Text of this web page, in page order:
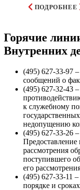
ПОДРОБНЕЕ
Горячие
Внутренних
(495) 627-33-97
сообщений о
(495) 627-32-43
к служебному
недопущению
(495) 627-33-26
рассмотрения
поступившего
его
(495) 627-33-11
порядке и